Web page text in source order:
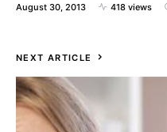
August 30, 2013 418 views
NEXT ARTICLE